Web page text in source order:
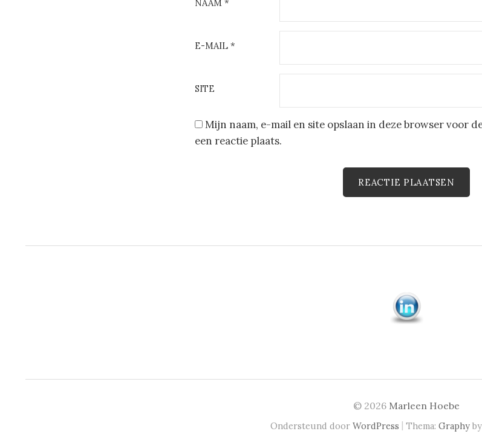
NAAM *
E-MAIL *
SITE
Mijn naam, e-mail en site opslaan in deze browser voor
een reactie plaats.
© 2026 Marleen Hoebe
Ondersteund door WordPress | Thema: Graphyby